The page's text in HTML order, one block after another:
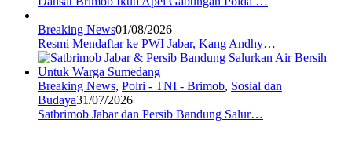
Breaking News01/08/2026
Resmi Mendaftar ke PWI Jabar, Kang Andhy…
Breaking News, Polri - TNI - Brimob, Sosial dan
Budaya31/07/2026
Satbrimob Jabar dan Persib Bandung Salur…